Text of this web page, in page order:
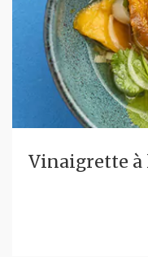
Vinaigrette à